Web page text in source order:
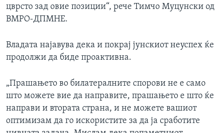
цврсто зад овие позиции“, рече Тимчо Муцунски од
ВМРО-ДПМНЕ.
Владата најавува дека и покрај јунскиот неуспех ќе
продолжи да биде проактивна.
„Прашањето во билатералните спорови не е само
што можете вие да направите, прашањето е што ќе
направи и втората страна, и не можете вашиот
оптимизам да го искористите за да ја сработите